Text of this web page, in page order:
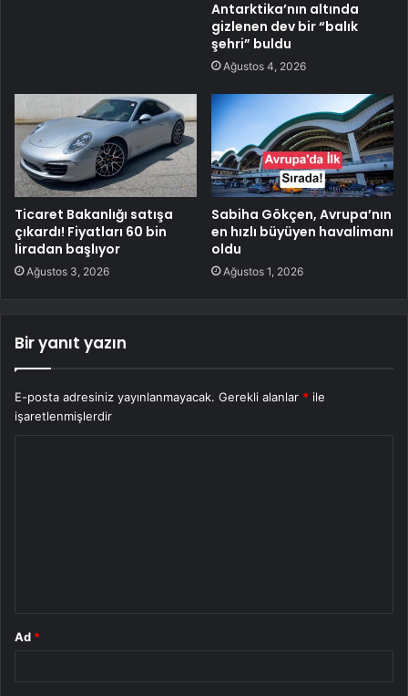
Antarktika’nın altında
gizlenen dev bir “balık
şehri” buldu
Ağustos 4, 2026
Ticaret Bakanlığı satışa
çıkardı! Fiyatları 60 bin
liradan başlıyor
Ağustos 3, 2026
Sabiha Gökçen, Avrupa’nın
en hızlı büyüyen havalimanı
oldu
Ağustos 1, 2026
Bir yanıt yazın
E-posta adresiniz yayınlanmayacak. Gerekli alanlar * ile
işaretlenmişlerdir
Ad *